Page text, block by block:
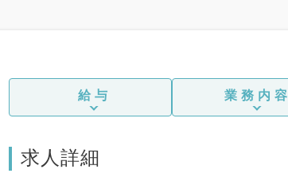
給与 業務内容
求人詳細